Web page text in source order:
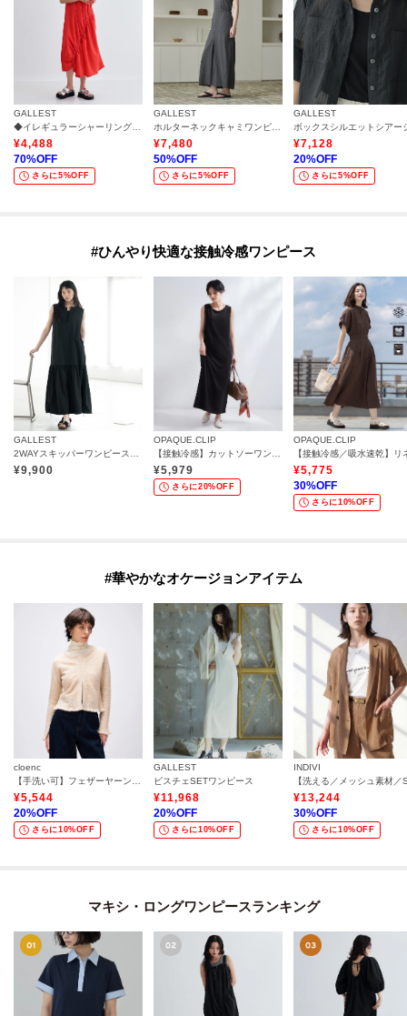
GALLEST
¥4,488
70%OFF
さらに5%OFF
GALLEST
¥7,480
50%OFF
さらに5%OFF
GALLEST
¥7,128
20%OFF
さらに5%OFF
#ひんやり快適な接触冷感ワンピース
GALLEST
2WAYスキッパーワンピース【再入荷／接触冷感】
¥9,900
OPAQUE.CLIP
【接触冷感】カットソーワンピース《洗濯機OK》
¥5,979
さらに20%OFF
OPAQUE.CLIP
¥5,775
30%OFF
さらに10%OFF
#華やかなオケージョンアイテム
cloenc
¥5,544
20%OFF
さらに10%OFF
GALLEST
ビスチェSETワンピース
¥11,968
20%OFF
さらに10%OFF
INDIVI
¥13,244
30%OFF
さらに10%OFF
マキシ・ロングワンピースランキング